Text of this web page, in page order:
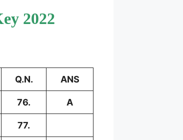
2022
Q.N. ANS
76. A
77.